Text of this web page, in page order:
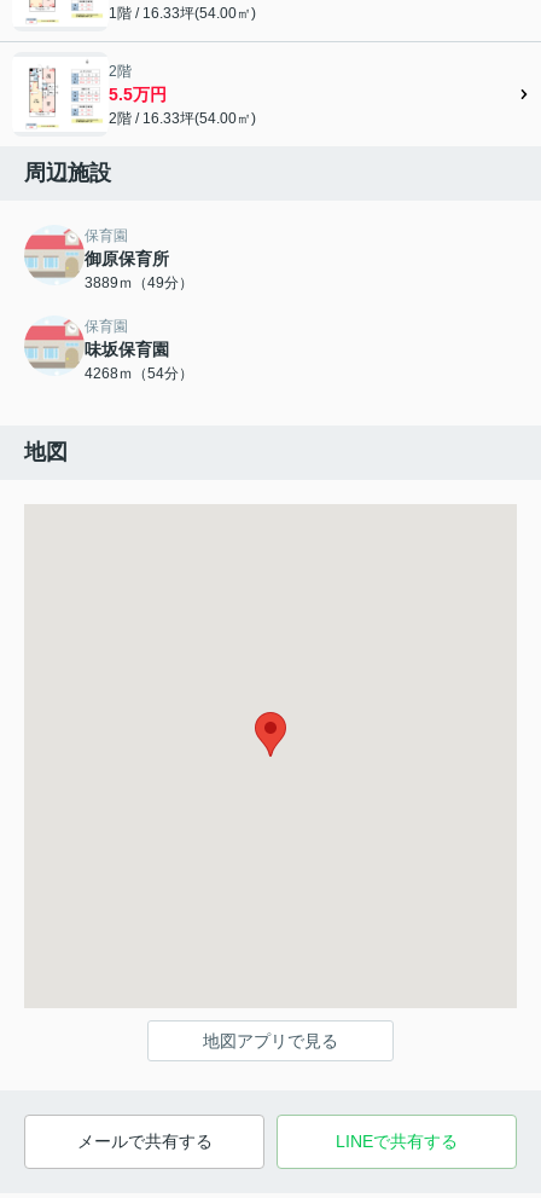
1階 / 16.33坪(54.00㎡)
2階
5.5万円
2階 / 16.33坪(54.00㎡)
周辺施設
保育園
御原保育所
3889ｍ（49分）
保育園
味坂保育園
4268ｍ（54分）
地図
地図アプリで見る
メールで共有する LINEで共有する